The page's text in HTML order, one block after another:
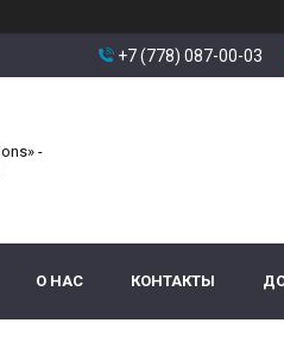
+7 (778) 087-00-03
-
О НАС КОНТАКТЫ